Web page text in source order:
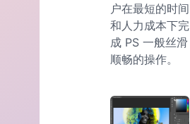
户在最短的时间
和人力成本下完
成 PS 一般丝滑
顺畅的操作。